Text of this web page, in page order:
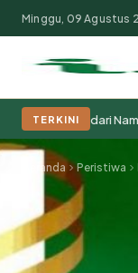
Populer:Moderasi
Minggu, 09 Agustus
TERKINI
dari Nama-Nama
Beranda Peristiwa